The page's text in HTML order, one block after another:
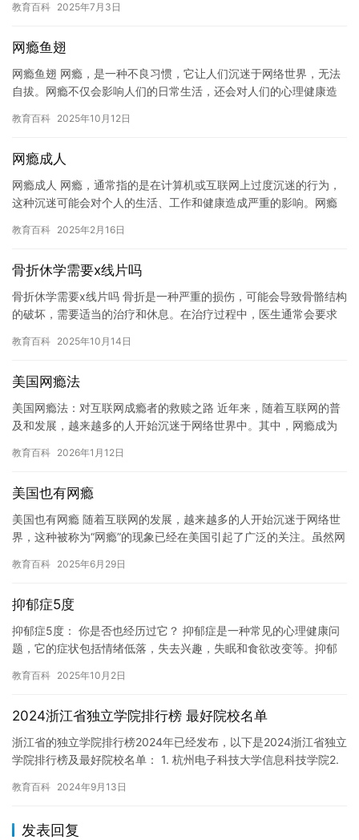
不…
教育百科 2025年7月3日
网瘾鱼翅
网瘾鱼翅 网瘾，是一种不良习惯，它让人们沉迷于网络世界，无法
自拔。网瘾不仅会影响人们的日常生活，还会对人们的心理健康造
网络…
教育百科 2025年10月12日
网瘾成人
网瘾成人 网瘾，通常指的是在计算机或互联网上过度沉迷的行为，
这种沉迷可能会对个人的生活、工作和健康造成严重的影响。网瘾
网…
教育百科 2025年2月16日
骨折休学需要x线片吗
骨折休学需要x线片吗 骨折是一种严重的损伤，可能会导致骨骼结构
的破坏，需要适当的治疗和休息。在治疗过程中，医生通常会要求
…
教育百科 2025年10月14日
美国网瘾法
美国网瘾法：对互联网成瘾者的救赎之路 近年来，随着互联网的普
及和发展，越来越多的人开始沉迷于网络世界中。其中，网瘾成为
名为…
教育百科 2026年1月12日
美国也有网瘾
美国也有网瘾 随着互联网的发展，越来越多的人开始沉迷于网络世
界，这种被称为“网瘾”的现象已经在美国引起了广泛的关注。虽然网
教育百科 2025年6月29日
抑郁症5度
抑郁症5度： 你是否也经历过它？ 抑郁症是一种常见的心理健康问
题，它的症状包括情绪低落，失去兴趣，失眠和食欲改变等。抑郁
…
教育百科 2025年10月2日
2024浙江省独立学院排行榜 最好院校名单
浙江省的独立学院排行榜2024年已经发布，以下是2024浙江省独立
学院排行榜及最好院校名单： 1. 杭州电子科技大学信息科技学院2.
教育百科 2024年9月13日
发表回复